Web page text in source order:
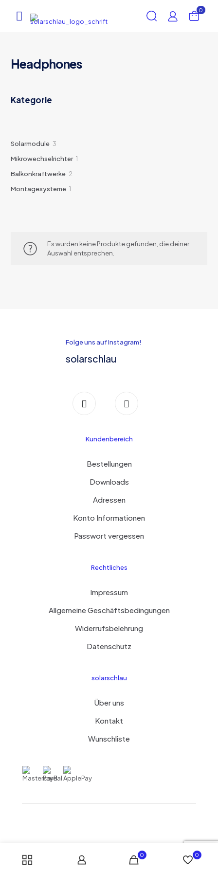
0
Headphones
Kategorie
Solarmodule 3
Mikrowechselrichter 1
Balkonkraftwerke 2
Montagesysteme 1
Es wurden keine Produkte gefunden, die deiner
Auswahl entsprechen.
Folge uns auf Instagram!
solarschlau
Kundenbereich
Bestellungen
Downloads
Adressen
Konto Informationen
Passwort vergessen
Rechtliches
Impressum
Allgemeine Geschäftsbedingungen
Widerrufsbelehrung
Datenschutz
solarschlau
Über uns
Kontakt
Wunschliste
0 0